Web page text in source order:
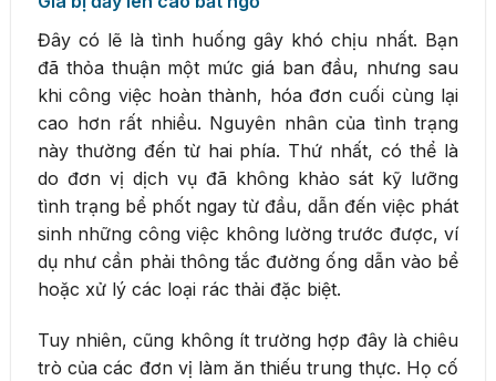
Đây có lẽ là tình huống gây khó chịu nhất. Bạn
đã thỏa thuận một mức giá ban đầu, nhưng sau
khi công việc hoàn thành, hóa đơn cuối cùng lại
cao hơn rất nhiều. Nguyên nhân của tình trạng
này thường đến từ hai phía. Thứ nhất, có thể là
do đơn vị dịch vụ đã không khảo sát kỹ lưỡng
tình trạng bể phốt ngay từ đầu, dẫn đến việc phát
sinh những công việc không lường trước được, ví
dụ như cần phải thông tắc đường ống dẫn vào bể
hoặc xử lý các loại rác thải đặc biệt.
Tuy nhiên, cũng không ít trường hợp đây là chiêu
trò của các đơn vị làm ăn thiếu trung thực. Họ cố